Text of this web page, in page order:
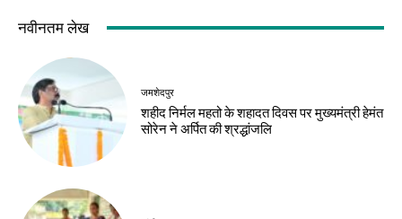
झारखंड न्यूज़
10 अगस्त को विधानसभा
घेराव, छात्रों से रांची
Birsa Bhumi Live
August 8, 2026
करियर
मर्चेंट नेवी में कैसे बनाएं